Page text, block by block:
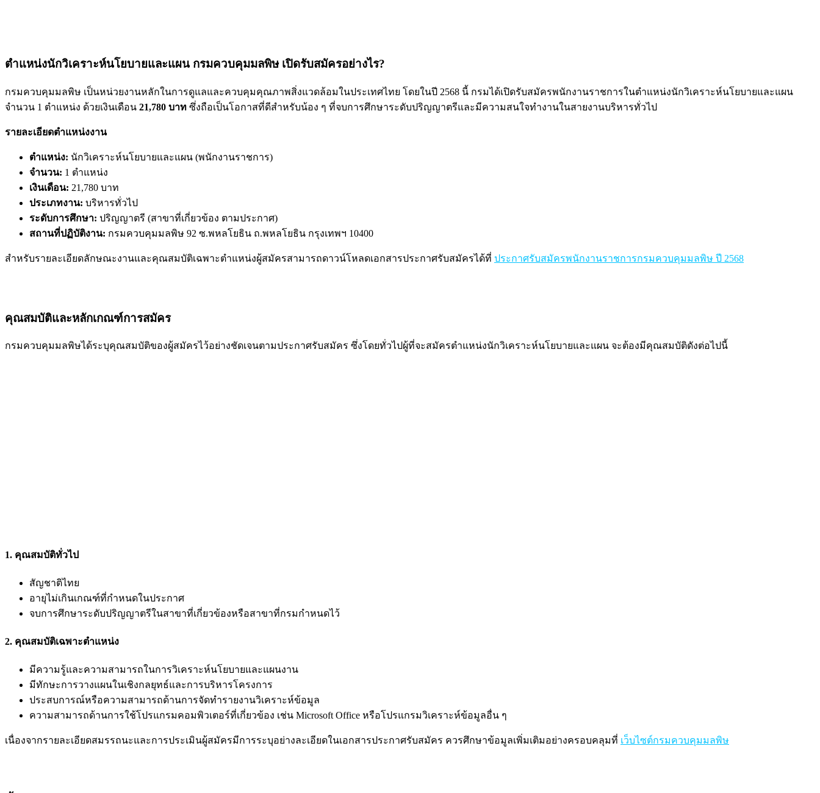
ตำแหน่งนักวิเคราะห์นโยบายและแผน กรมควบคุมมลพิษ เปิดรับสมัครอย่างไร?
กรมควบคุมมลพิษ เป็นหน่วยงานหลักในการดูแลและควบคุมคุณภาพสิ่งแวดล้อมในประเทศไทย โดยในปี 2568 นี้ กรมได้เปิดรับสมัครพนักงานราชการในตำแหน่งนักวิเคราะห์นโยบายและแผน
จำนวน 1 ตำแหน่ง ด้วยเงินเดือน 21,780 บาท ซึ่งถือเป็นโอกาสที่ดีสำหรับน้อง ๆ ที่จบการศึกษาระดับปริญญาตรีและมีความสนใจทำงานในสายงานบริหารทั่วไป
รายละเอียดตำแหน่งงาน
ตำแหน่ง: นักวิเคราะห์นโยบายและแผน (พนักงานราชการ)
จำนวน: 1 ตำแหน่ง
เงินเดือน: 21,780 บาท
ประเภทงาน: บริหารทั่วไป
ระดับการศึกษา: ปริญญาตรี (สาขาที่เกี่ยวข้อง ตามประกาศ)
สถานที่ปฏิบัติงาน: กรมควบคุมมลพิษ 92 ซ.พหลโยธิน ถ.พหลโยธิน กรุงเทพฯ 10400
สำหรับรายละเอียดลักษณะงานและคุณสมบัติเฉพาะตำแหน่งผู้สมัครสามารถดาวน์โหลดเอกสารประกาศรับสมัครได้ที่ ประกาศรับสมัครพนักงานราชการกรมควบคุมมลพิษ ปี 2568
คุณสมบัติและหลักเกณฑ์การสมัคร
กรมควบคุมมลพิษได้ระบุคุณสมบัติของผู้สมัครไว้อย่างชัดเจนตามประกาศรับสมัคร ซึ่งโดยทั่วไปผู้ที่จะสมัครตำแหน่งนักวิเคราะห์นโยบายและแผน จะต้องมีคุณสมบัติดังต่อไปนี้
1. คุณสมบัติทั่วไป
สัญชาติไทย
อายุไม่เกินเกณฑ์ที่กำหนดในประกาศ
จบการศึกษาระดับปริญญาตรีในสาขาที่เกี่ยวข้องหรือสาขาที่กรมกำหนดไว้
2. คุณสมบัติเฉพาะตำแหน่ง
มีความรู้และความสามารถในการวิเคราะห์นโยบายและแผนงาน
มีทักษะการวางแผนในเชิงกลยุทธ์และการบริหารโครงการ
ประสบการณ์หรือความสามารถด้านการจัดทำรายงานวิเคราะห์ข้อมูล
ความสามารถด้านการใช้โปรแกรมคอมพิวเตอร์ที่เกี่ยวข้อง เช่น Microsoft Office หรือโปรแกรมวิเคราะห์ข้อมูลอื่น ๆ
เนื่องจากรายละเอียดสมรรถนะและการประเมินผู้สมัครมีการระบุอย่างละเอียดในเอกสารประกาศรับสมัคร ควรศึกษาข้อมูลเพิ่มเติมอย่างครอบคลุมที่ เว็บไซต์กรมควบคุมมลพิษ